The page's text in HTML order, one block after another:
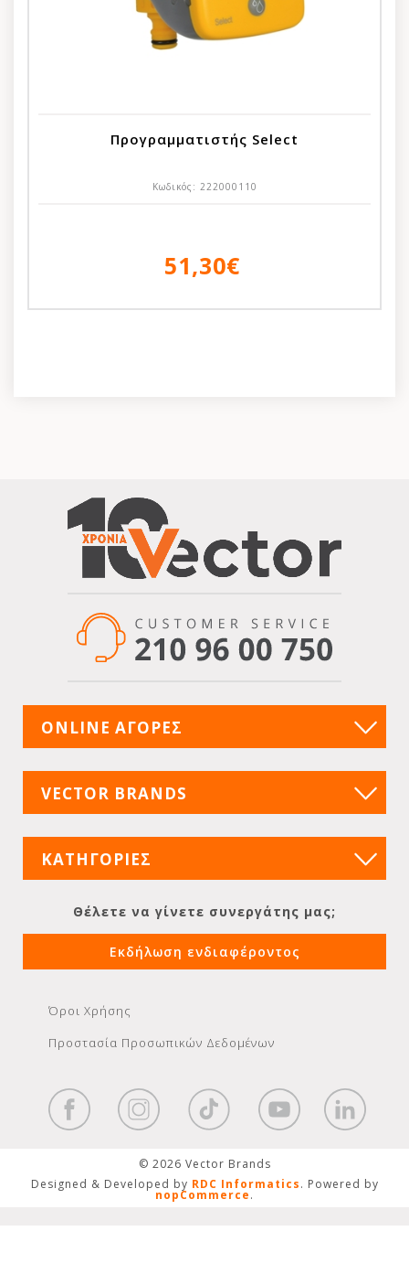
Προγραμματιστής Select
Κωδικός: 222000110
51,30€
ONLINE ΑΓΟΡΕΣ
VECTOR BRANDS
ΚΑΤΗΓΟΡΙΕΣ
Θέλετε να γίνετε συνεργάτης μας;
Εκδήλωση ενδιαφέροντος
Όροι Χρήσης
Προστασία Προσωπικών Δεδομένων
© 2026 Vector Brands
Designed & Developed by RDC Informatics. Powered by
nopCommerce.